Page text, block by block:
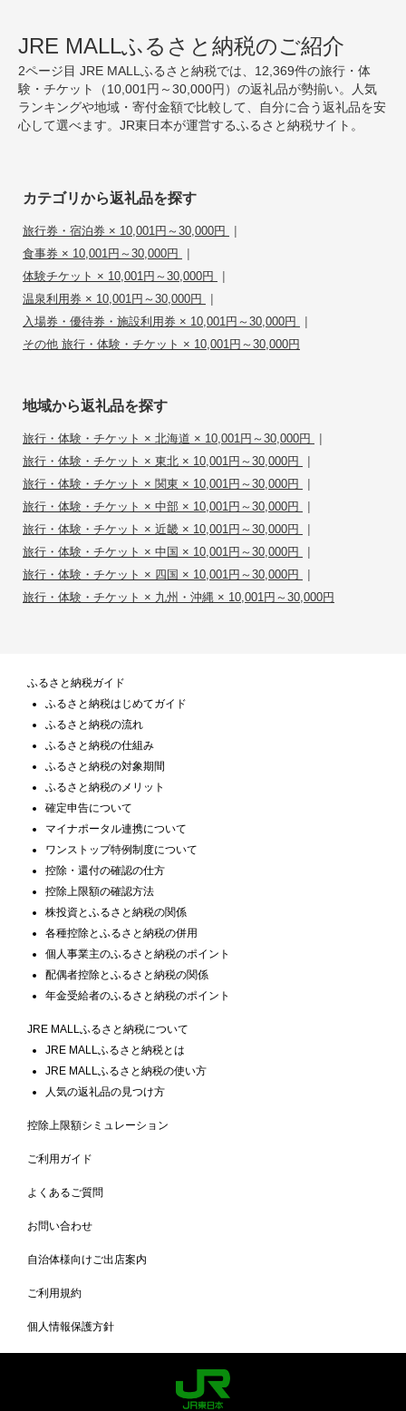
JRE MALLふるさと納税のご紹介
2ページ目 JRE MALLふるさと納税では、12,369件の旅行・体
験・チケット（10,001円～30,000円）の返礼品が勢揃い。人気
ランキングや地域・寄付金額で比較して、自分に合う返礼品を安
心して選べます。JR東日本が運営するふるさと納税サイト。
カテゴリから返礼品を探す
旅行券・宿泊券 × 10,001円～30,000円 |
食事券 × 10,001円～30,000円 |
体験チケット × 10,001円～30,000円 |
温泉利用券 × 10,001円～30,000円 |
入場券・優待券・施設利用券 × 10,001円～30,000円 |
その他 旅行・体験・チケット × 10,001円～30,000円
地域から返礼品を探す
旅行・体験・チケット × 北海道 × 10,001円～30,000円 |
旅行・体験・チケット × 東北 × 10,001円～30,000円 |
旅行・体験・チケット × 関東 × 10,001円～30,000円 |
旅行・体験・チケット × 中部 × 10,001円～30,000円 |
旅行・体験・チケット × 近畿 × 10,001円～30,000円 |
旅行・体験・チケット × 中国 × 10,001円～30,000円 |
旅行・体験・チケット × 四国 × 10,001円～30,000円 |
旅行・体験・チケット × 九州・沖縄 × 10,001円～30,000円
ふるさと納税ガイド
ふるさと納税はじめてガイド
ふるさと納税の流れ
ふるさと納税の仕組み
ふるさと納税の対象期間
ふるさと納税のメリット
確定申告について
マイナポータル連携について
ワンストップ特例制度について
控除・還付の確認の仕方
控除上限額の確認方法
株投資とふるさと納税の関係
各種控除とふるさと納税の併用
個人事業主のふるさと納税のポイント
配偶者控除とふるさと納税の関係
年金受給者のふるさと納税のポイント
JRE MALLふるさと納税について
JRE MALLふるさと納税とは
JRE MALLふるさと納税の使い方
人気の返礼品の見つけ方
控除上限額シミュレーション
ご利用ガイド
よくあるご質問
お問い合わせ
自治体様向けご出店案内
ご利用規約
個人情報保護方針